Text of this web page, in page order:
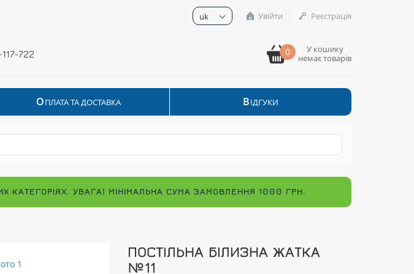
uk Увійти Реєстрація
722 0
У кошику
немає товарів
ОПЛАТА ТА ДОСТАВКА ВІДГУКИ
КАТЕГОРІЯХ. УВАГА! МІНІМАЛЬНА СУМА ЗАМОВЛЕННЯ 1000 ГРН.
ПОСТІЛЬНА БІЛИЗНА ЖАТКА
№11